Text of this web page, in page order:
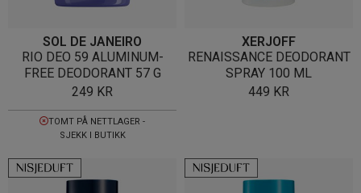
SOL DE JANEIRO
RIO DEO 59 ALUMINUM-
FREE DEODORANT 57 G
249 KR
TOMT PÅ NETTLAGER -
SJEKK I BUTIKK
XERJOFF
RENAISSANCE DEODORANT
SPRAY 100 ML
449 KR